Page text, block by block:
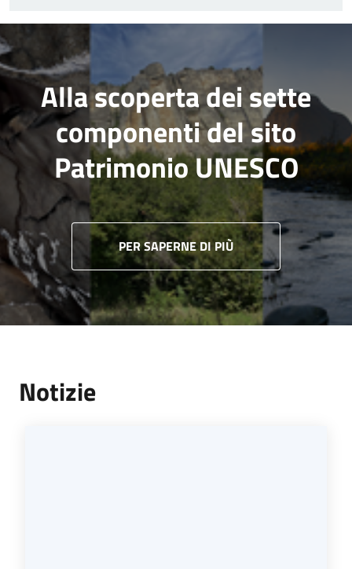
Alla scoperta dei sette
componenti del sito
Patrimonio UNESCO
PER SAPERNE DI PIÙ
Notizie